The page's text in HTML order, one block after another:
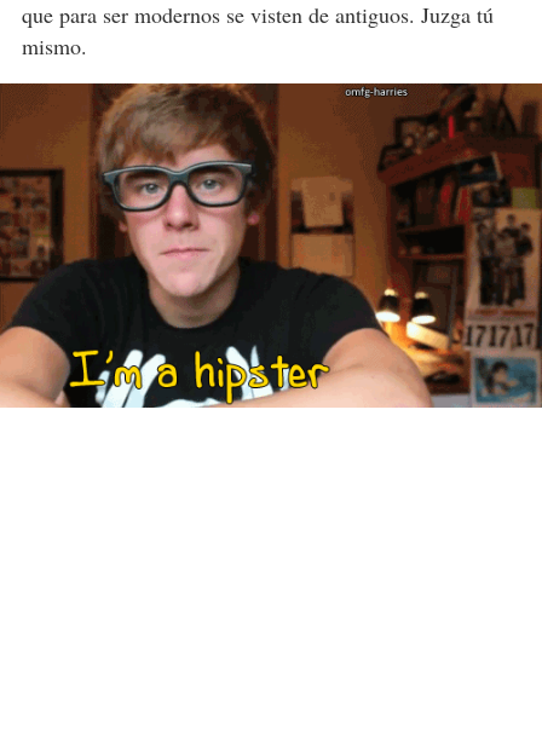
que para ser modernos se visten de antiguos. Juzga tú
mismo.